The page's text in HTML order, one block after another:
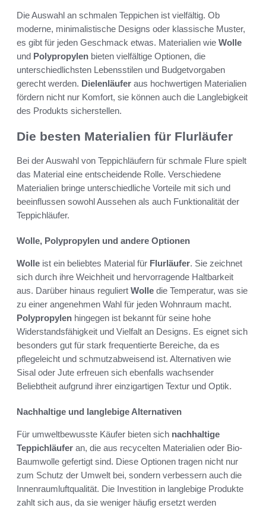
Die Auswahl an schmalen Teppichen ist vielfältig. Ob
moderne, minimalistische Designs oder klassische Muster,
es gibt für jeden Geschmack etwas. Materialien wie Wolle
und Polypropylen bieten vielfältige Optionen, die
unterschiedlichsten Lebensstilen und Budgetvorgaben
gerecht werden. Dielenläufer aus hochwertigen Materialien
fördern nicht nur Komfort, sie können auch die Langlebigkeit
des Produkts sicherstellen.
Die besten Materialien für Flurläufer
Bei der Auswahl von Teppichläufern für schmale Flure spielt
das Material eine entscheidende Rolle. Verschiedene
Materialien bringe unterschiedliche Vorteile mit sich und
beeinflussen sowohl Aussehen als auch Funktionalität der
Teppichläufer.
Wolle, Polypropylen und andere Optionen
Wolle ist ein beliebtes Material für Flurläufer. Sie zeichnet
sich durch ihre Weichheit und hervorragende Haltbarkeit
aus. Darüber hinaus reguliert Wolle die Temperatur, was sie
zu einer angenehmen Wahl für jeden Wohnraum macht.
Polypropylen hingegen ist bekannt für seine hohe
Widerstandsfähigkeit und Vielfalt an Designs. Es eignet sich
besonders gut für stark frequentierte Bereiche, da es
pflegeleicht und schmutzabweisend ist. Alternativen wie
Sisal oder Jute erfreuen sich ebenfalls wachsender
Beliebtheit aufgrund ihrer einzigartigen Textur und Optik.
Nachhaltige und langlebige Alternativen
Für umweltbewusste Käufer bieten sich nachhaltige
Teppichläufer an, die aus recycelten Materialien oder Bio-
Baumwolle gefertigt sind. Diese Optionen tragen nicht nur
zum Schutz der Umwelt bei, sondern verbessern auch die
Innenraumluftqualität. Die Investition in langlebige Produkte
zahlt sich aus, da sie weniger häufig ersetzt werden